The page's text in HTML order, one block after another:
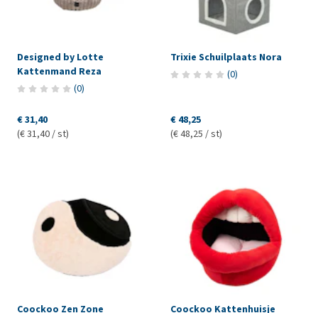
Designed by Lotte
Kattenmand Reza
(0)
€ 31,40
(€ 31,40 / st)
Trixie Schuilplaats Nora
(0)
€ 48,25
(€ 48,25 / st)
Coockoo Zen Zone Coockoo Kattenhuisje